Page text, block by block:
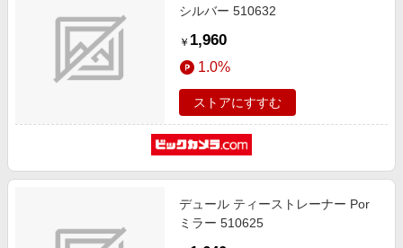
ペット・花・DIY・車
旅行・レジャー・ホテル予約
金融・マネー・保険
お中元特集2026
わくわく夏特集
とことん買い物チャレンジ
Apple公式サイト×楽天カード分割払い
シルバー 510632
￥ 1,960
1.0%
ストアにすすむ
デュール ティーストレーナー Por
ミラー 510625